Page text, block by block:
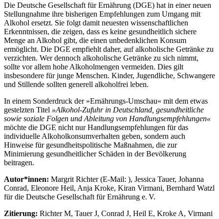
Die Deutsche Gesellschaft für Ernährung (DGE) hat in einer neuen
Stellungnahme ihre bisherigen Empfehlungen zum Umgang mit
Alkohol ersetzt. Sie folgt damit neuesten wissenschaftlichen
Erkenntnissen, die zeigen, dass es keine gesundheitlich sichere
Menge an Alkohol gibt, die einen unbedenklichen Konsum
ermöglicht. Die DGE empfiehlt daher, auf alkoholische Getränke zu
verzichten. Wer dennoch alkoholische Getränke zu sich nimmt,
sollte vor allem hohe Alkoholmengen vermeiden. Dies gilt
insbesondere für junge Menschen. Kinder, Jugendliche, Schwangere
und Stillende sollten generell alkoholfrei leben.
In einem Sonderdruck der »Ernährungs-Umschau« mit dem etwas
gestelzten Titel »Alkohol-Zufuhr in Deutschland, gesundheitliche
sowie soziale Folgen und Ableitung von Handlungsempfehlungen«
möchte die DGE nicht nur Handlungsempfehlungen für das
individuelle Alkoholkonsumverhalten geben, sondern auch
Hinweise für gesundheitspolitische Maßnahmen, die zur
Minimierung gesundheitlicher Schäden in der Bevölkerung
beitragen.
Autor*innen: Margrit Richter (E-Mail: ), Jessica Tauer, Johanna
Conrad, Eleonore Heil, Anja Kroke, Kiran Virmani, Bernhard Watzl
für die Deutsche Gesellschaft für Ernährung e. V.
Zitierung: Richter M, Tauer J, Conrad J, Heil E, Kroke A, Virmani